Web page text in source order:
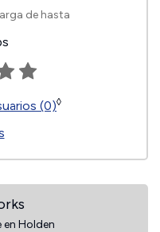
de hasta
(0)◊
Holden